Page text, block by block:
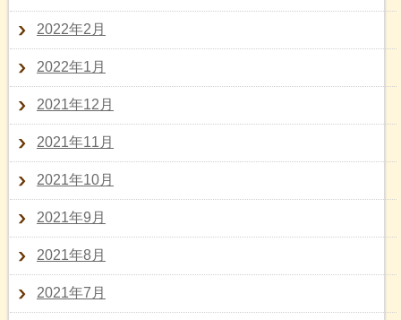
2022年2月
2022年1月
2021年12月
2021年11月
2021年10月
2021年9月
2021年8月
2021年7月